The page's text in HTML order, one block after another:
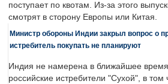
поступает по квотам. Из-за этого
смотрят в сторону Европы или Китая.
Министр обороны Индии закрыл вопрос о
истребитель покупать не планируют
Индия не намерена в ближайшее время
российские истребители "Сухой", в